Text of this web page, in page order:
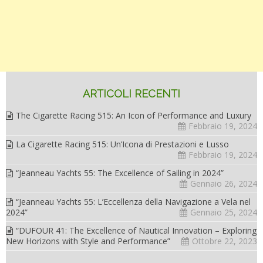
ARTICOLI RECENTI
The Cigarette Racing 515: An Icon of Performance and Luxury
Febbraio 19, 2024
La Cigarette Racing 515: Un’Icona di Prestazioni e Lusso
Febbraio 19, 2024
“Jeanneau Yachts 55: The Excellence of Sailing in 2024”
Gennaio 26, 2024
“Jeanneau Yachts 55: L’Eccellenza della Navigazione a Vela nel
2024”
Gennaio 25, 2024
“DUFOUR 41: The Excellence of Nautical Innovation – Exploring
New Horizons with Style and Performance”
Ottobre 22, 2023